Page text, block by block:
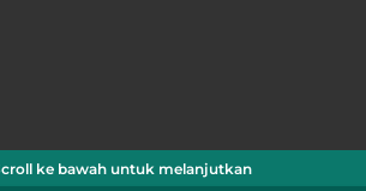
ke bawah untuk melanjutkan